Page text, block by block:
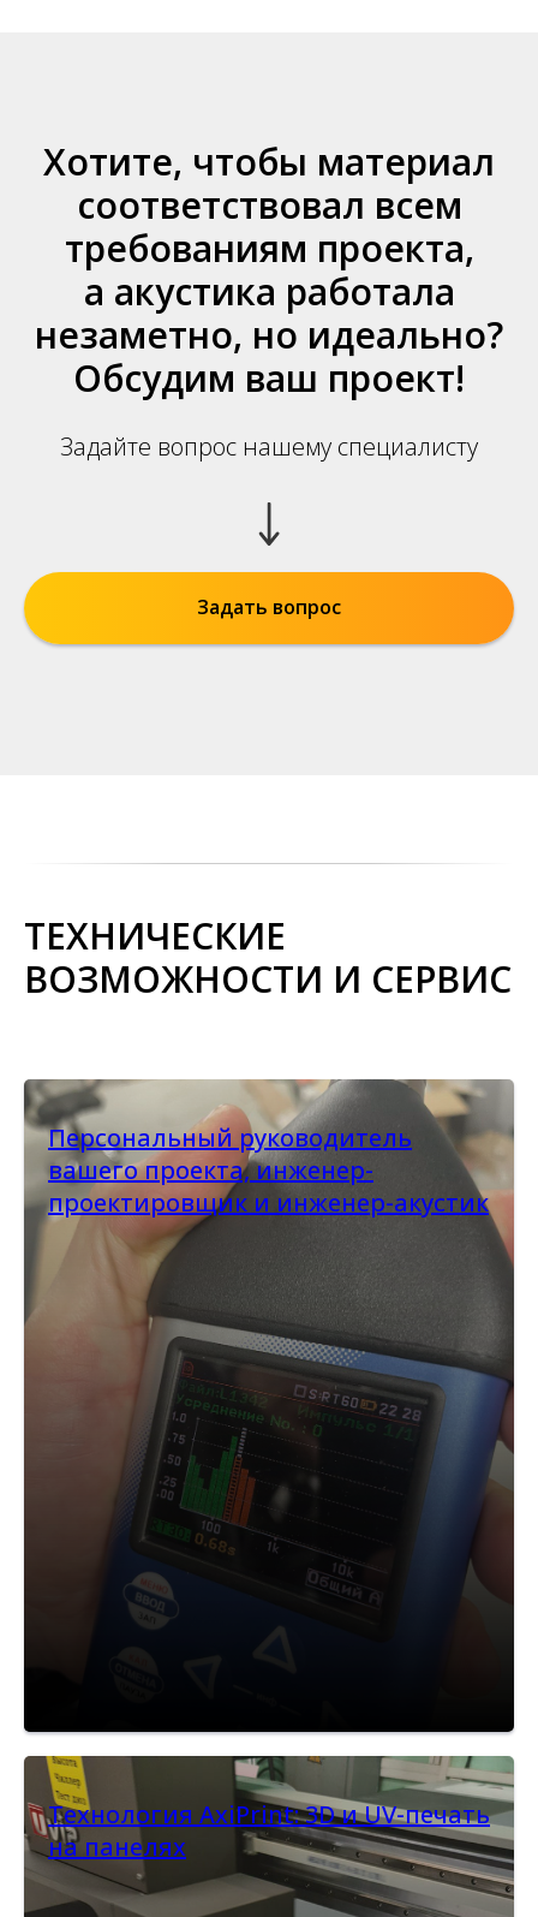
Хотите, чтобы материал
соответствовал всем
требованиям проекта,
а акустика работала
незаметно, но идеально?
Обсудим ваш проект!
Задайте вопрос нашему специалисту
Задать вопрос
ТЕХНИЧЕСКИЕ
ВОЗМОЖНОСТИ И СЕРВИС
Персональный руководитель
вашего проекта, инженер-
проектировщик и инженер-акустик
Технология AxiPrint: 3D и UV-печать
на панелях